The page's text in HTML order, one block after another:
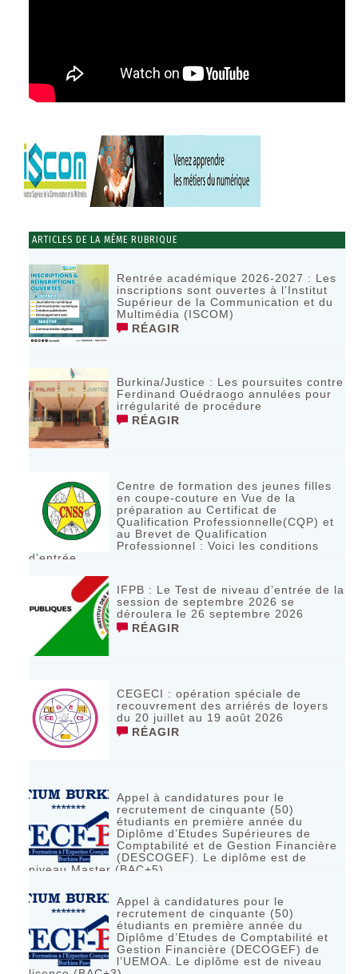
ARTICLES DE LA MÊME RUBRIQUE
Rentrée académique 2026-2027 : Les
inscriptions sont ouvertes à l’Institut
Supérieur de la Communication et du
Multimédia (ISCOM)
RÉAGIR
Burkina/Justice : Les poursuites contre
Ferdinand Ouédraogo annulées pour
irrégularité de procédure
RÉAGIR
Centre de formation des jeunes filles
en coupe-couture en Vue de la
préparation au Certificat de
Qualification Professionnelle(CQP) et
au Brevet de Qualification
Professionnel : Voici les conditions
d’entrée
IFPB : Le Test de niveau d’entrée de la
session de septembre 2026 se
déroulera le 26 septembre 2026
RÉAGIR
CEGECI : opération spéciale de
recouvrement des arriérés de loyers
du 20 juillet au 19 août 2026
RÉAGIR
Appel à candidatures pour le
recrutement de cinquante (50)
étudiants en première année du
Diplôme d’Etudes Supérieures de
Comptabilité et de Gestion Financière
(DESCOGEF). Le diplôme est de
niveau Master (BAC+5)
Appel à candidatures pour le
recrutement de cinquante (50)
étudiants en première année du
Diplôme d’Etudes de Comptabilité et
Gestion Financière (DECOGEF) de
l’UEMOA. Le diplôme est de niveau